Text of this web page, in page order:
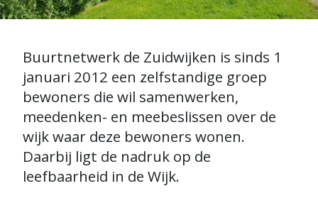
B
u
u
r
t
n
Buurtnetwerk de Zuidwijken is sinds 1
januari 2012 een zelfstandige groep
bewoners die wil samenwerken,
meedenken- en meebeslissen over de
wijk waar deze bewoners wonen.
Daarbij ligt de nadruk op de
leefbaarheid in de Wijk.